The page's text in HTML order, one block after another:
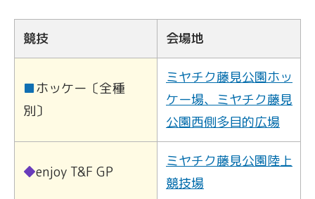
競技 会場地
■ホッケー〔全種
別〕
ミヤチク藤見公園ホッ
ケー場、ミヤチク藤見
公園西側多目的広場
◆enjoy T&F GP
ミヤチク藤見公園陸上
競技場